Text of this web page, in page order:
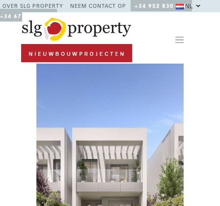
OVER SLG PROPERTY NEEM CONTACT OP
+34 952 830 378 /
+34 677 670 480
NL
Previous